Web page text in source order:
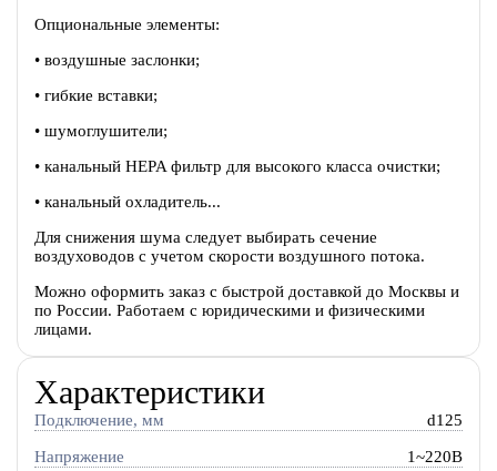
Опциональные элементы:
• воздушные заслонки;
• гибкие вставки;
• шумоглушители;
• канальный HEPA фильтр для высокого класса очистки;
• канальный охладитель...
Для снижения шума следует выбирать сечение
воздуховодов с учетом скорости воздушного потока.
Можно оформить заказ с быстрой доставкой до Москвы и
по России. Работаем с юридическими и физическими
лицами.
Характеристики
Подключение, мм d125
Напряжение 1~220В